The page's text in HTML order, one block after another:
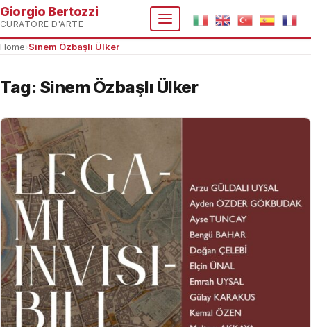
Giorgio Bertozzi
CURATORE D'ARTE
Home Sinem Özbaşlı Ülker
Tag: Sinem Özbaşlı Ülker